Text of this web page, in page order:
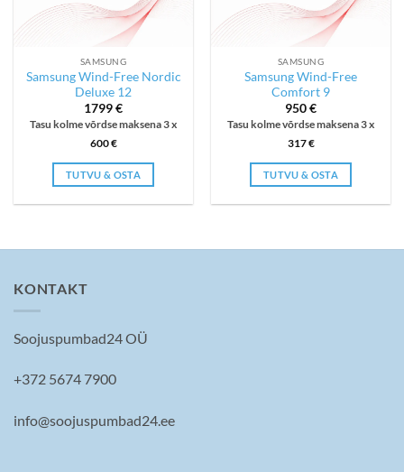
SAMSUNG
Samsung Wind-Free Nordic
Deluxe 12
1799€
Tasu kolme võrdse maksena 3 x
600€
TUTVU & OSTA
SAMSUNG
Samsung Wind-Free
Comfort 9
950€
Tasu kolme võrdse maksena 3 x
317€
TUTVU & OSTA
KONTAKT
Soojuspumbad24 OÜ
+372 5674 7900
info@soojuspumbad24.ee